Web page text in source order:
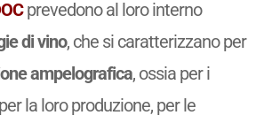
prevedono al loro interno
di vino, che si caratterizzano per
ampelografica, ossia per i
la loro produzione, per le